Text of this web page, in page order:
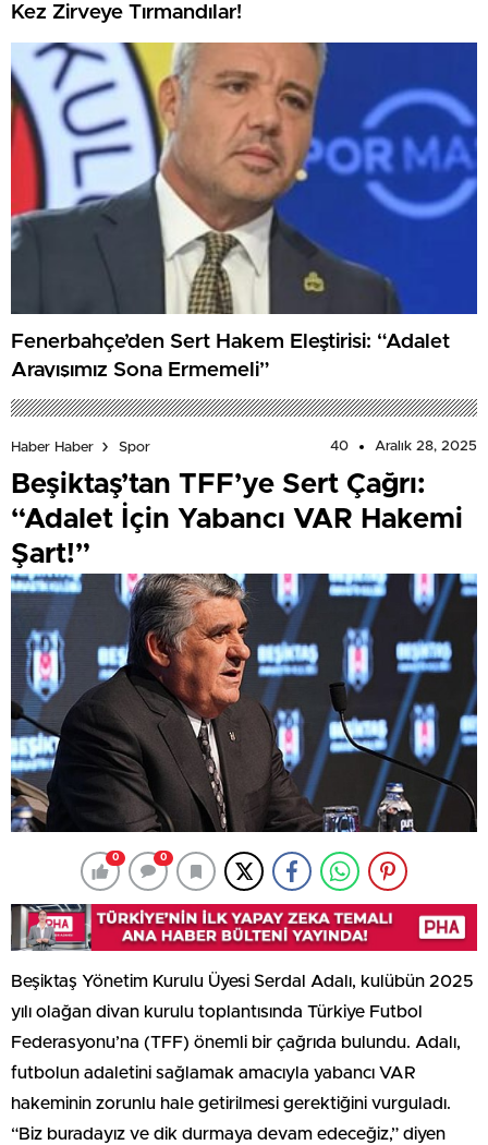
Kez Zirveye Tırmandılar!
Fenerbahçe’den Sert Hakem Eleştirisi: “Adalet
Arayışımız Sona Ermemeli”
Haber Haber Spor 40 Aralık 28, 2025
Beşiktaş’tan TFF’ye Sert Çağrı:
“Adalet İçin Yabancı VAR Hakemi
Şart!”
0 0
Beşiktaş Yönetim Kurulu Üyesi Serdal Adalı, kulübün 2025
yılı olağan divan kurulu toplantısında Türkiye Futbol
Federasyonu’na (TFF) önemli bir çağrıda bulundu. Adalı,
futbolun adaletini sağlamak amacıyla yabancı VAR
hakeminin zorunlu hale getirilmesi gerektiğini vurguladı.
“Biz buradayız ve dik durmaya devam edeceğiz,” diyen